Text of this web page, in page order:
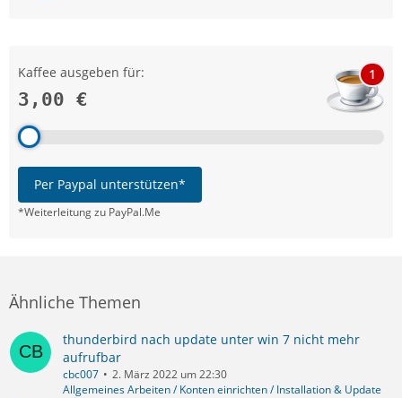
Kaffee ausgeben für:
3,00 €
1
Per Paypal unterstützen*
*Weiterleitung zu PayPal.Me
Ähnliche Themen
thunderbird nach update unter win 7 nicht mehr
aufrufbar
cbc007
2. März 2022 um 22:30
Allgemeines Arbeiten / Konten einrichten / Installation & Update